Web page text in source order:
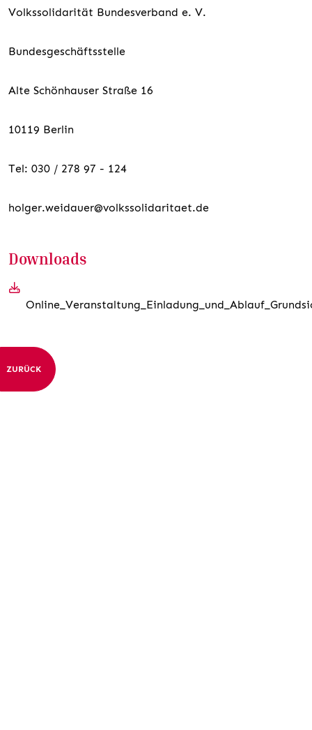
Volkssolidarität Bundesverband e. V.
Bundesgeschäftsstelle
Alte Schönhauser Straße 16
10119 Berlin
Tel: 030 / 278 97 - 124
holger.weidauer@volkssolidaritaet.de
Downloads
ZURÜCK